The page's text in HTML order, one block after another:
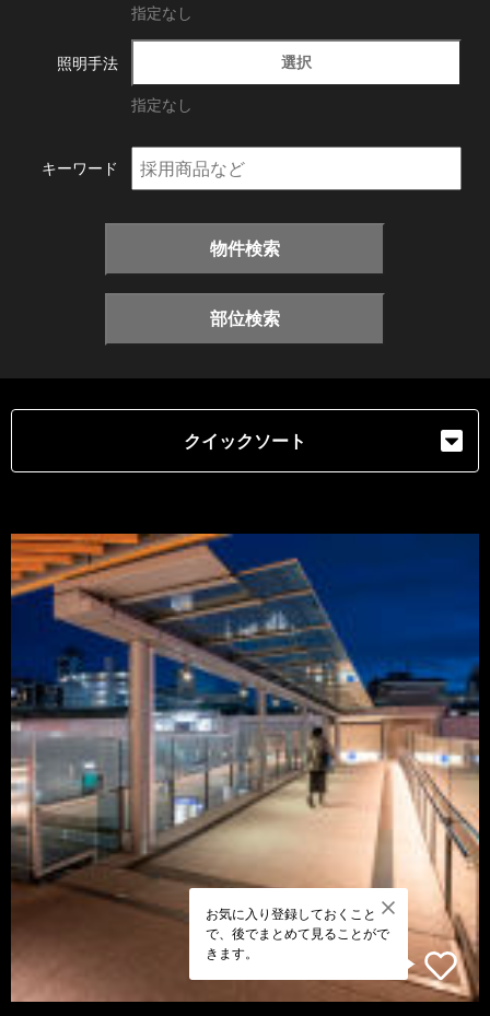
指定なし
照明手法 選択
指定なし
キーワード
物件検索
部位検索
クイックソート
お気に入り登録しておくこと
で、後でまとめて見ることがで
きます。